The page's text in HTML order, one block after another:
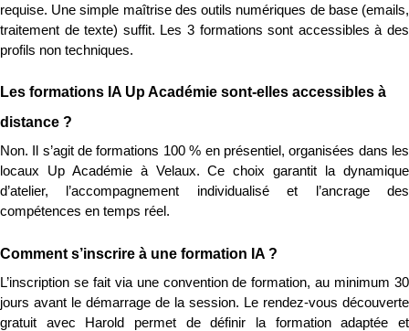
requise. Une simple maîtrise des outils numériques de base (emails,
traitement de texte) suffit. Les 3 formations sont accessibles à des
profils non techniques.
Les formations IA Up Académie sont-elles accessibles à
distance ?
Non. Il s’agit de formations 100 % en présentiel, organisées dans les
locaux Up Académie à Velaux. Ce choix garantit la dynamique
d’atelier, l’accompagnement individualisé et l’ancrage des
compétences en temps réel.
Comment s’inscrire à une formation IA ?
L’inscription se fait via une convention de formation, au minimum 30
jours avant le démarrage de la session. Le rendez-vous découverte
gratuit avec Harold permet de définir la formation adaptée et